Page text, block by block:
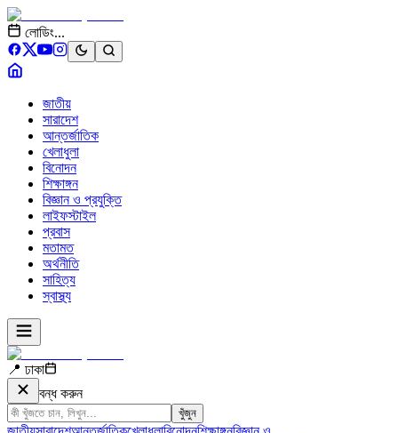
লোডিং...
জাতীয়
সারাদেশ
আন্তর্জাতিক
খেলাধুলা
বিনোদন
শিক্ষাঙ্গন
বিজ্ঞান ও প্রযুক্তি
লাইফস্টাইল
প্রবাস
মতামত
অর্থনীতি
সাহিত্য
স্বাস্থ্য
📍 ঢাকা
বন্ধ করুন
খুঁজুন